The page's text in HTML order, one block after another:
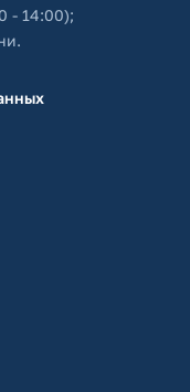
- 14:00);